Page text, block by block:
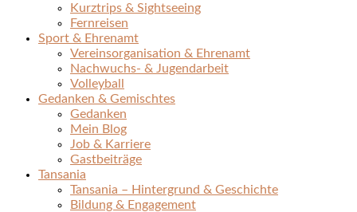
Kurztrips & Sightseeing
Fernreisen
Sport & Ehrenamt
Vereinsorganisation & Ehrenamt
Nachwuchs- & Jugendarbeit
Volleyball
Gedanken & Gemischtes
Gedanken
Mein Blog
Job & Karriere
Gastbeiträge
Tansania
Tansania – Hintergrund & Geschichte
Bildung & Engagement